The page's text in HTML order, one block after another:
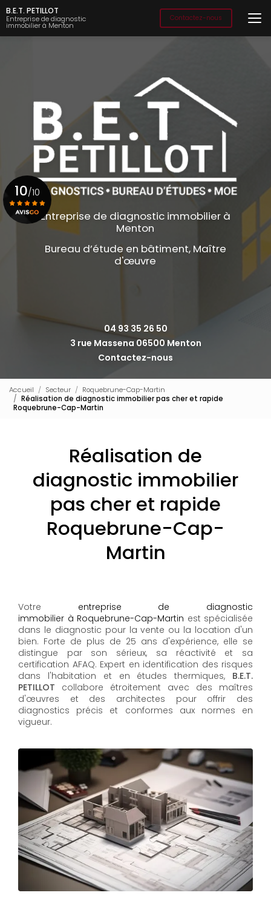
Aller
au
contenu
principal
B.E.T. PETILLOT
Entreprise de diagnostic
immobilier à Menton
Contactez-nous
Entreprise de diagnostic immobilier à
Menton
Bureau d’étude en bâtiment, Maître
d'œuvre
04 93 35 26 50
3 rue Massena 06500 Menton
Contactez-nous
10/10
Voir le certificat
Accueil Secteur
Roquebrune-Cap-Martin
Réalisation de diagnostic immobilier pas cher et rapide
Roquebrune-Cap-Martin
Réalisation de
diagnostic immobilier
pas cher et rapide
Roquebrune-Cap-
Martin
Votre entreprise de diagnostic
immobilier à Roquebrune-Cap-Martin est spécialisée
dans le diagnostic pour la vente ou la location d'un
bien. Forte de plus de 25 ans d'expérience, elle se
distingue par son sérieux, sa réactivité et sa
certification AFAQ. Expert en identification des risques
dans l'habitation et en études thermiques, B.E.T.
PETILLOT collabore étroitement avec des maîtres
d'œuvres et des architectes pour offrir des
diagnostics précis et conformes aux normes en
vigueur.